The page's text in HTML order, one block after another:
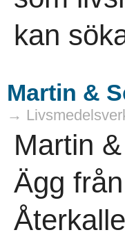
kan
Martin &
→
Martin
Ägg